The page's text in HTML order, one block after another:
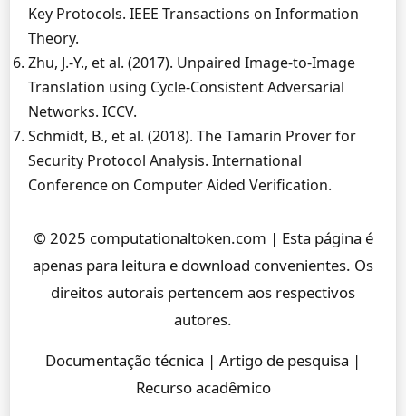
Key Protocols. IEEE Transactions on Information
Theory.
Zhu, J.-Y., et al. (2017). Unpaired Image-to-Image
Translation using Cycle-Consistent Adversarial
Networks. ICCV.
Schmidt, B., et al. (2018). The Tamarin Prover for
Security Protocol Analysis. International
Conference on Computer Aided Verification.
© 2025 computationaltoken.com | Esta página é
apenas para leitura e download convenientes. Os
direitos autorais pertencem aos respectivos
autores.
Documentação técnica | Artigo de pesquisa |
Recurso acadêmico